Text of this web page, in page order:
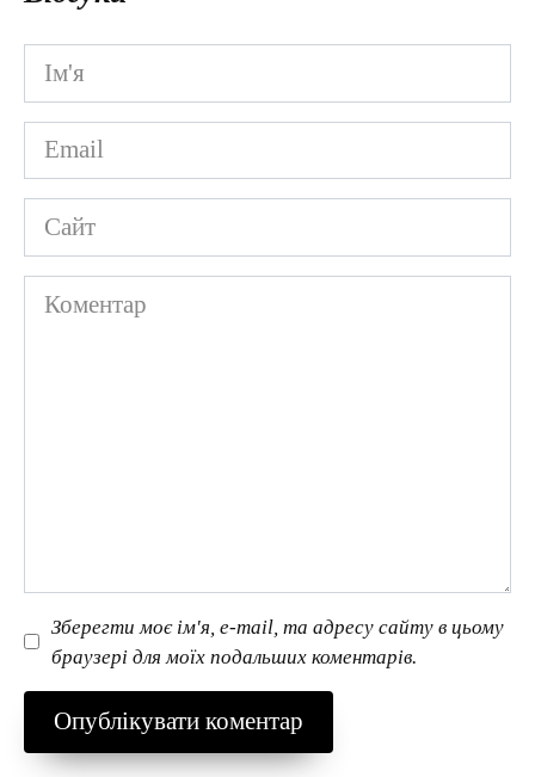
Ім'я
*
Email
*
Сайт
Коментар
Зберегти моє ім'я, e-mail, та адресу сайту в цьому
браузері для моїх подальших коментарів.